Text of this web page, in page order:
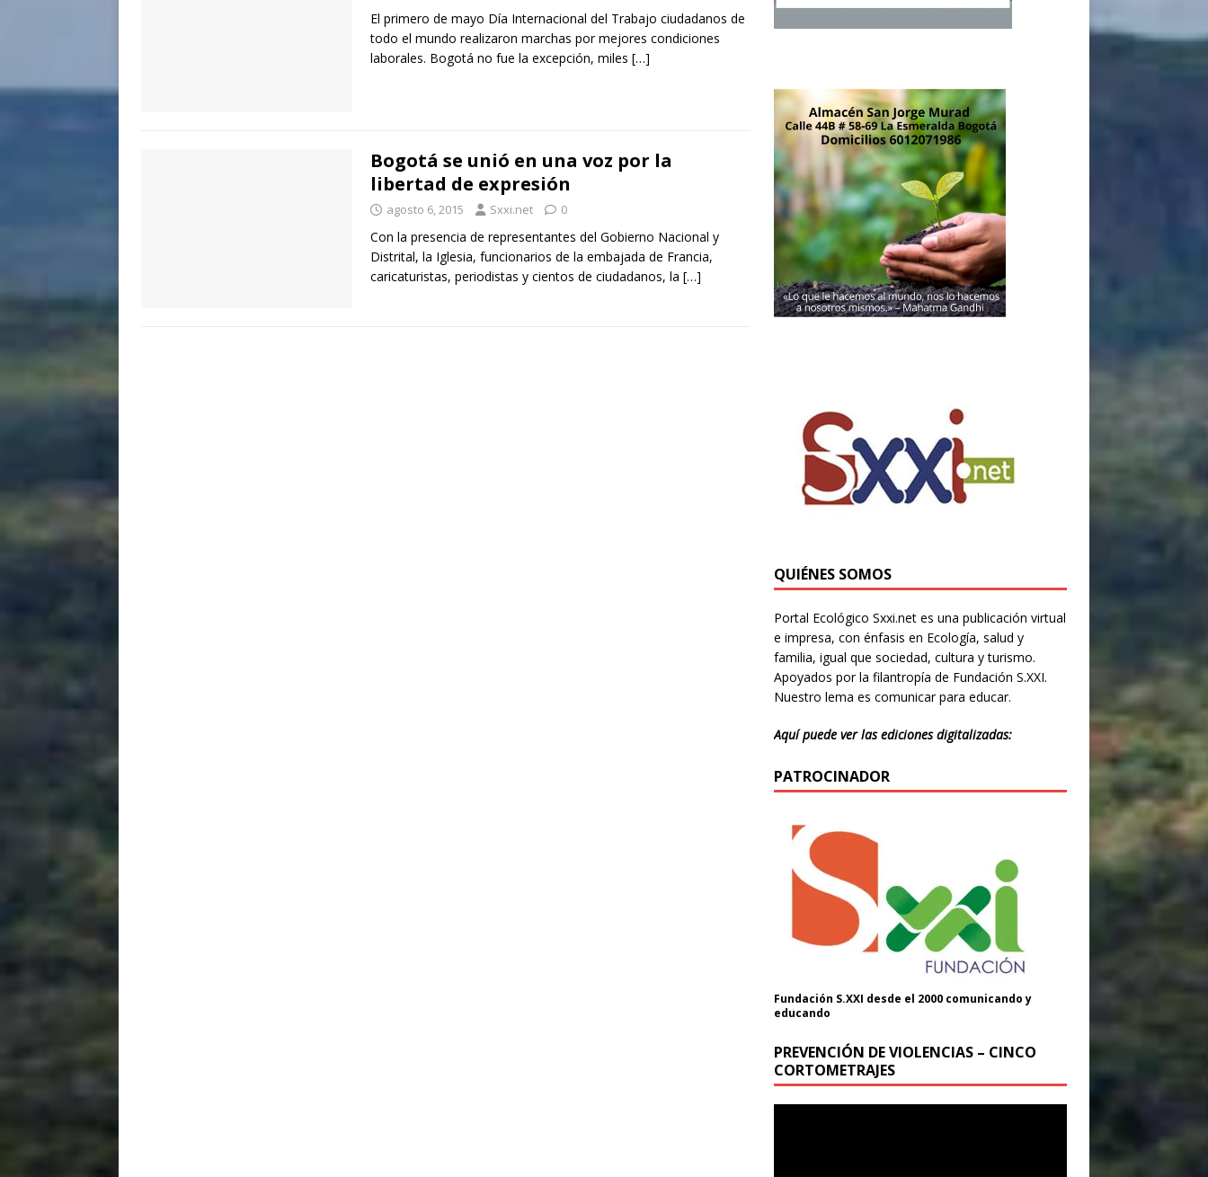
El primero de mayo Día Internacional del Trabajo ciudadanos de
todo el mundo realizaron marchas por mejores condiciones
laborales. Bogotá no fue la excepción, miles […]
Bogotá se unió en una voz por la
libertad de expresión
agosto 6, 2015 Sxxi.net 0
Con la presencia de representantes del Gobierno Nacional y
Distrital, la Iglesia, funcionarios de la embajada de Francia,
caricaturistas, periodistas y cientos de ciudadanos, la […]
QUIÉNES SOMOS
Portal Ecológico Sxxi.net es una publicación virtual
e impresa, con énfasis en Ecología, salud y
familia, igual que sociedad, cultura y turismo.
Apoyados por la filantropía de Fundación S.XXI.
Nuestro lema es comunicar para educar.
Aquí puede ver las ediciones digitalizadas:
PATROCINADOR
Fundación S.XXI desde el 2000 comunicando y
educando
PREVENCIÓN DE VIOLENCIAS – CINCO
CORTOMETRAJES